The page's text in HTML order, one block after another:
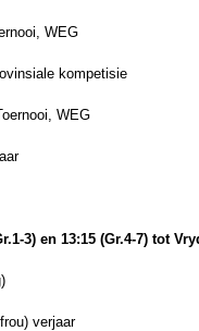
WEG
kompetisie
WEG
3) en 13:15 (Gr.4-7) tot
verjaar